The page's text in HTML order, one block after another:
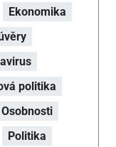
Ekonomika
politika
Osobnosti
Politika